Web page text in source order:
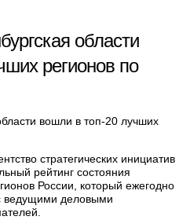
области
регионов по
вошли в топ-20 лучших
стратегических инициатив
рейтинг состояния
России, который ежегодно
ведущими деловыми